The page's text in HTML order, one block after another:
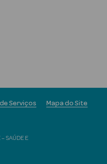
SAÚDE E
Serviços Mapa do Site